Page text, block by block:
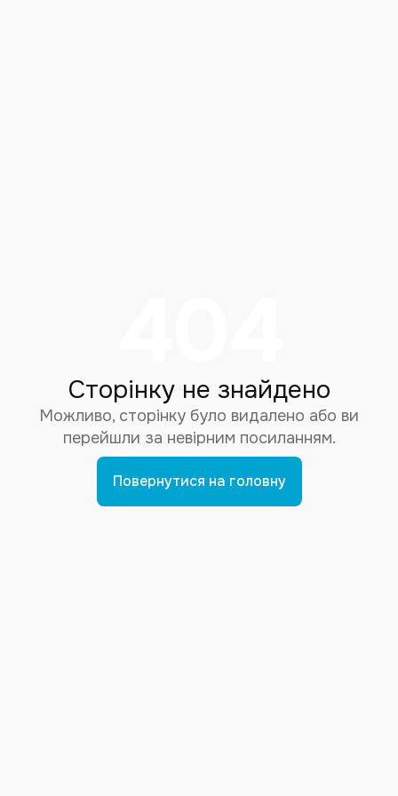
Сторінку не знайдено
Можливо, сторінку було видалено або ви
перейшли за невірним посиланням.
Повернутися на головну